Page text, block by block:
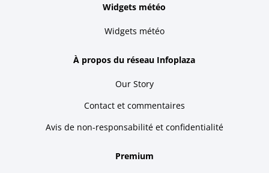
Widgets météo
Widgets météo
À propos du réseau Infoplaza
Our Story
Contact et commentaires
Avis de non-responsabilité et confidentialité
Premium